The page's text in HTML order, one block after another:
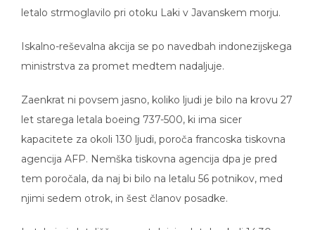
letalo strmoglavilo pri otoku Laki v Javanskem morju.
Iskalno-reševalna akcija se po navedbah indonezijskega
ministrstva za promet medtem nadaljuje.
Zaenkrat ni povsem jasno, koliko ljudi je bilo na krovu 27
let starega letala boeing 737-500, ki ima sicer
kapacitete za okoli 130 ljudi, poroča francoska tiskovna
agencija AFP. Nemška tiskovna agencija dpa je pred
tem poročala, da naj bi bilo na letalu 56 potnikov, med
njimi sedem otrok, in šest članov posadke.